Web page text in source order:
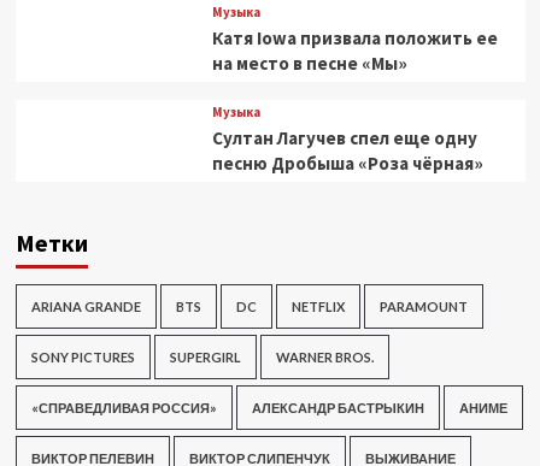
Музыка
Катя Iowa призвала положить ее
на место в песне «Мы»
Музыка
Султан Лагучев спел еще одну
песню Дробыша «Роза чёрная»
Метки
ARIANA GRANDE BTS DC NETFLIX PARAMOUNT
SONY PICTURES SUPERGIRL WARNER BROS.
«СПРАВЕДЛИВАЯ РОССИЯ» АЛЕКСАНДР БАСТРЫКИН АНИМЕ
ВИКТОР ПЕЛЕВИН ВИКТОР СЛИПЕНЧУК ВЫЖИВАНИЕ